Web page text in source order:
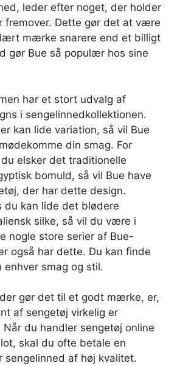
leder efter noget, der holder
fremover. Dette gør det at være
mærke snarere end et billigt
gør Bue så populær hos sine
har et stort udvalg af
i sengelinnedkollektionen.
kan lide variation, så vil Bue
din smag. For
elsker det traditionelle
bomuld, så vil Bue have
der har dette design.
du kan lide det blødere
silke, så vil du være i
nogle store serier af Bue-
også har dette. Du kan finde
smag og stil.
gør det til et godt mærke, er,
af sengetøj virkelig er
Når du handler sengetøj online
skal du ofte betale en
sengelinned af høj kvalitet.